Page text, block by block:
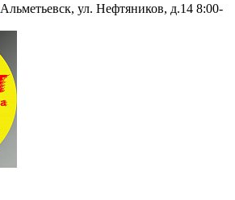
Альметьевск, ул. Нефтяников, д.14 8:00-